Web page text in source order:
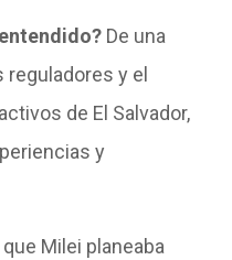
De una
y el
de El Salvador,
y
Milei planeaba